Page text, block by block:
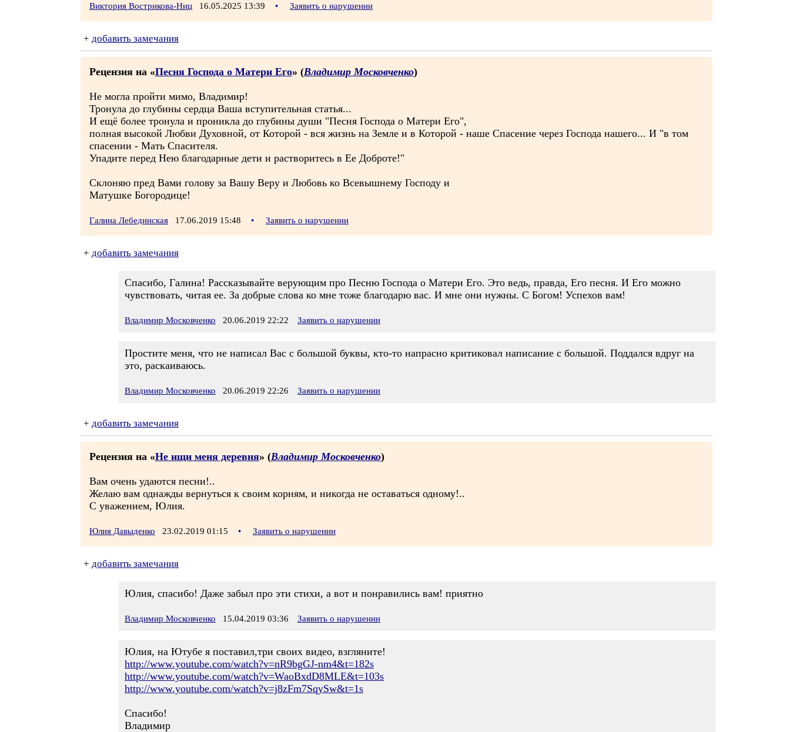
Виктория Вострикова-Ниц 16.05.2025 13:39 • Заявить о нарушении
+ добавить замечания
Рецензия на «Песня Господа о Матери Его» (Владимир Московченко)
Не могла пройти мимо, Владимир!
Тронула до глубины сердца Ваша вступительная статья...
И ещё более тронула и проникла до глубины души "Песня Господа о Матери Его",
полная высокой Любви Духовной, от Которой - вся жизнь на Земле и в Которой - наше Спасение через Господа нашего... И "в том
спасении - Мать Спасителя.
Упадите перед Нею благодарные дети и растворитесь в Ее Доброте!"
Склоняю пред Вами голову за Вашу Веру и Любовь ко Всевышнему Господу и
Матушке Богородице!
Галина Лебединская 17.06.2019 15:48 • Заявить о нарушении
+ добавить замечания
Спасибо, Галина! Рассказывайте верующим про Песню Господа о Матери Его. Это ведь, правда, Его песня. И Его можно
чувствовать, читая ее. За добрые слова ко мне тоже благодарю вас. И мне они нужны. С Богом! Успехов вам!
Владимир Московченко 20.06.2019 22:22 Заявить о нарушении
Простите меня, что не написал Вас с большой буквы, кто-то напрасно критиковал написание с большой. Поддался вдруг на
это, раскаиваюсь.
Владимир Московченко 20.06.2019 22:26 Заявить о нарушении
+ добавить замечания
Рецензия на «Не ищи меня деревня» (Владимир Московченко)
Вам очень удаются песни!..
Желаю вам однажды вернуться к своим корням, и никогда не оставаться одному!..
С уважением, Юлия.
Юлия Давыденко 23.02.2019 01:15 • Заявить о нарушении
+ добавить замечания
Юлия, спасибо! Даже забыл про эти стихи, а вот и понравились вам! приятно
Владимир Московченко 15.04.2019 03:36 Заявить о нарушении
Юлия, на Ютубе я поставил,три своих видео, взгляните!
http://www.youtube.com/watch?v=nR9bgGJ-nm4&t=182s
http://www.youtube.com/watch?v=WaoBxdD8MLE&t=103s
http://www.youtube.com/watch?v=j8zFm7SqySw&t=1s
Спасибо!
Владимир